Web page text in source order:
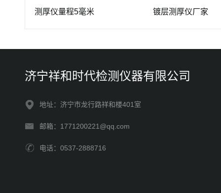
层测厚仪量程5毫米 镀层测厚仪厂家
济宁祥和时代检测仪器有限公司
地址：济宁市龙行路祥和楼401室
邮箱：1771200221@qq.com
电话：0537-2888716